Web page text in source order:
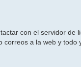
con el servidor de
correos a la web y todo